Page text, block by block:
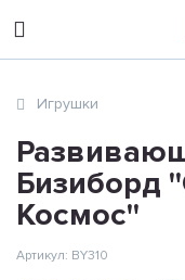
sales@dimoll.ru
Игрушки
Бизиборд
Космос''
Артикул: BY310